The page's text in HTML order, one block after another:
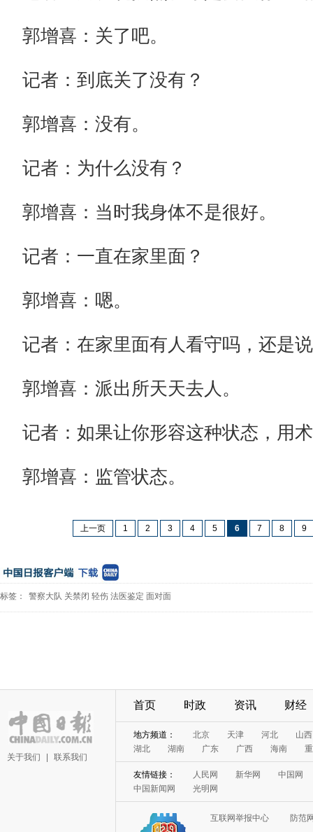
郭增喜：关了吧。
记者：到底关了没有？
郭增喜：没有。
记者：为什么没有？
郭增喜：当时我身体不是很好。
记者：一直在家里面？
郭增喜：嗯。
记者：在家里面有人看守吗，还是
郭增喜：派出所天天去人。
记者：如果让你形容这种状态，用
郭增喜：监管状态。
上一页 1 2 3 4 5 6 7 8 9
标签： 警察大队 关禁闭 轻伤 法医鉴定 面对面
关于我们 联系我们
首页 时政 资讯 财经
地方频道： 北京 天津 河北
山西
湖北
湖南 广东 广西 海南
友情链接： 人民网 新华网
中国网
中国新闻网
光明网
互联网举报中心 防范